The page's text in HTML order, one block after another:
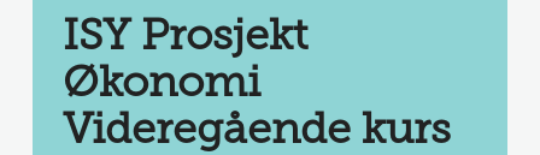
ISY Prosjekt
Økonomi
Videregående kurs